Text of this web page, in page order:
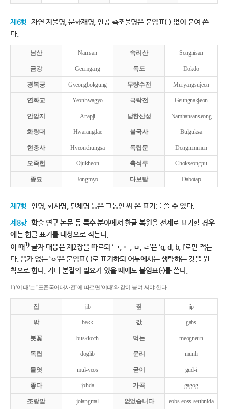
제6항 자연 지물명, 문화재명, 인공 축조물명은 붙임표(-) 없이 붙여 쓴
다.
남산 Namsan 속리산 Songnisan
금강 Geumgang 독도 Dokdo
경복궁 Gyeongbokgung 무량수전 Muryangsujeon
연화교 Yeonhwagyo 극락전 Geungnakjeon
안압지 Anapji 남한산성 Namhansanseong
화랑대 Hwarangdae 불국사 Bulguksa
현충사 Hyeonchungsa 독립문 Dongnimmun
오죽헌 Ojukheon 촉석루 Chokseongnu
종묘 Jongmyo 다보탑 Dabotap
제7항 인명, 회사명, 단체명 등은 그동안 써 온 표기를 쓸 수 있다.
제8항 학술 연구 논문 등 특수 분야에서 한글 복원을 전제로 표기할 경우
에는 한글 표기를 대상으로 적는다.
이 때1)글자 대응은 제2장을 따르되 ‘ㄱ, ㄷ, ㅂ, ㄹ’은 ‘g, d, b, l’로만 적는
다. 음가 없는 ‘ㅇ’은 붙임표(-)로 표기하되 어두에서는 생략하는 것을 원
칙으로 한다. 기타 분절의 필요가 있을 때에도 붙임표(-)를 쓴다.
1) '이 때'는 "표준국어대사전"에 따르면 '이때'와 같이 붙여 써야 한다.
집 jib 짚 jip
밖 bakk 값 gabs
붓꽃 buskkoch 먹는 meogneun
독립 doglib 문리 munli
물엿 mul-yeos 굳이 gud-i
좋다 johda 가곡 gagog
조랑말 jolangmal 없었습니다 eobs-eoss-seubnida